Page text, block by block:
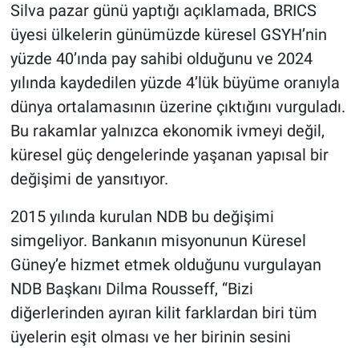
Silva pazar günü yaptığı açıklamada, BRICS
üyesi ülkelerin günümüzde küresel GSYH’nin
yüzde 40’ında pay sahibi olduğunu ve 2024
yılında kaydedilen yüzde 4’lük büyüme oranıyla
dünya ortalamasının üzerine çıktığını vurguladı.
Bu rakamlar yalnızca ekonomik ivmeyi değil,
küresel güç dengelerinde yaşanan yapısal bir
değişimi de yansıtıyor.
2015 yılında kurulan NDB bu değişimi
simgeliyor. Bankanın misyonunun Küresel
Güney’e hizmet etmek olduğunu vurgulayan
NDB Başkanı Dilma Rousseff, “Bizi
diğerlerinden ayıran kilit farklardan biri tüm
üyelerin eşit olması ve her birinin sesini